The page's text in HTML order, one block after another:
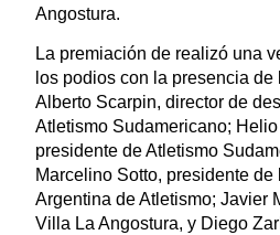
Angostura.
La premiación de realizó una
los podios con la presencia
Alberto Scarpin, director de
Atletismo Sudamericano;
presidente de Atletismo
Marcelino Sotto, presidente
Argentina de Atletismo; Javier
Villa La Angostura, y Diego